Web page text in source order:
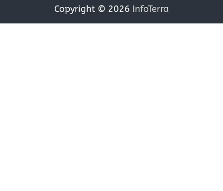
Copyright © 2026 InfoTerra